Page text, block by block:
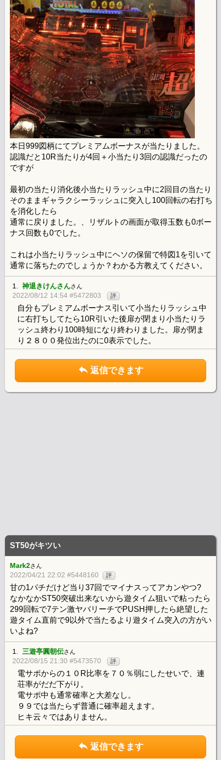
本日999図柄にてプレミアムボーナスが当たりました。
認識だと10R当たりが4回＋小当たり3回の認識だったの
ですが
最初の当たり消化後小当たりラッシュ中に2回目の当たり
そのままギャラクシーラッシュに突入し100回転の右打ち
を消化したら
通常に戻りました。、リザルトの画面が取得玉数も0ボー
ナス回数も0でした。
これは小当たりラッシュ中にヘソの保留で特図1を引いて
通常に落ちたのでしょうか？わかる方教えてください。
1. 神退きけんさんさん
2022/08/12 14:54 #5472803 評
自分もプレミアムボーナス引いて小当たりラッシュ中
に右打ちしてたら10R引いた後扉が閉まり小当たりラ
ッシュ終わり100時短になり終わりました。扉が閉ま
り２８００発位出たのに0表示でした。
返信できます
ST50がキツい
Mark2さん
2022/04/21 22:02 #5448160 評
甘の1パチだけど当り37回でマイナスってアカンやつ?
なかなかST50突破出来ないから遊タイム狙いで粘ったら
299回転で7テン激ヤバリーチでPUSH押したら絶望した
遊タイム直前で9以外で当たるより遊タイム突入の方がい
いよね?
1. 三遊亭圓朝伝さん
2022/08/15 21:30 #5473570 評
電サポからの１０R比率を７０％弱にしたせいで、連
荘率がだだ下がり。
電サポ中も通常確率と大差なし。
９９では当たらず普通に確率超えます。
ヒキ云々ではありません。
返信できます